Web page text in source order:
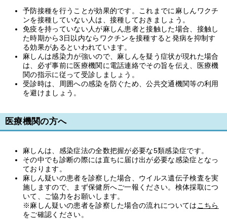
予防接種を行うことが効果的です。これまでに麻しんワクチ
ンを接種していない人は、接種しておきましょう。
免疫を持っていない人が麻しん患者と接触した場合、接触し
た時期から3日以内ならワクチンを接種すると発病を抑制す
る効果があるといわれています。
麻しんは感染力が強いので、麻しんを疑う症状が現れた場合
は、必ず事前に医療機関に電話連絡でその旨を伝え、医療機
関の指示に従って受診しましょう。
受診時は、周囲への感染を防ぐため、公共交通機関等の利用
を避けましょう。
医療機関の方へ
麻しんは、感染症法の全数把握が必要な5類感染症です。
その中でも診断の際には直ちに届け出が必要な感染症となっ
ております。
麻しん疑いの患者を診察した場合、ウイルス遺伝子検査を実
施しますので、まず保健所へご一報ください。検体採取につ
いて、ご協力をお願いします。
※麻しん疑いの患者を診察した場合の流れについては こちら
をご確認ください。